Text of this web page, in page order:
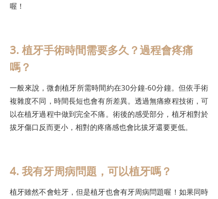
喔！
3. 植牙手術時間需要多久？過程會疼痛
嗎？
一般來說，微創植牙所需時間約在30分鐘-60分鐘。但依手術
複雜度不同，時間長短也會有所差異。透過無痛療程技術，可
以在植牙過程中做到完全不痛。術後的感受部分，植牙相對於
拔牙傷口反而更小，相對的疼痛感也會比拔牙還要更低。
4. 我有牙周病問題，可以植牙嗎？
植牙雖然不會蛀牙，但是植牙也會有牙周病問題喔！如果同時